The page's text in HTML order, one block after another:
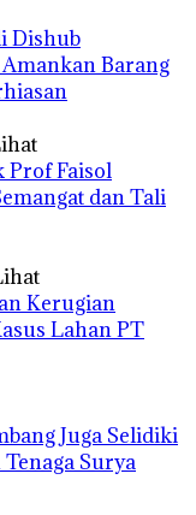
Dishub
Barang
Prof Faisol
dan Tali
Kerugian
Lahan PT
Juga Selidiki
Surya